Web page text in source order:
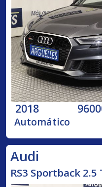
2018
Automático
Audi
RS3 Sportback